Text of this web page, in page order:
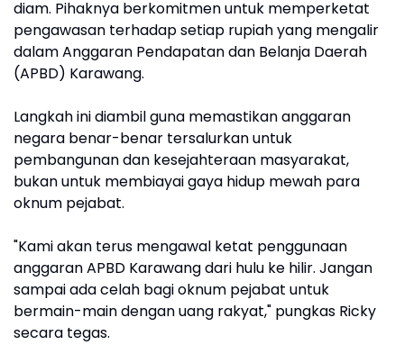
diam. Pihaknya berkomitmen untuk memperketat
pengawasan terhadap setiap rupiah yang mengalir
dalam Anggaran Pendapatan dan Belanja Daerah
(APBD) Karawang.
Langkah ini diambil guna memastikan anggaran
negara benar-benar tersalurkan untuk
pembangunan dan kesejahteraan masyarakat,
bukan untuk membiayai gaya hidup mewah para
oknum pejabat.
"Kami akan terus mengawal ketat penggunaan
anggaran APBD Karawang dari hulu ke hilir. Jangan
sampai ada celah bagi oknum pejabat untuk
bermain-main dengan uang rakyat," pungkas Ricky
secara tegas.